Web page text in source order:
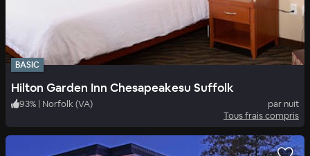
BASIC
Hilton Garden Inn Chesapeakesu Suffolk
93% | Norfolk (VA)
par nuit
Tous frais compris